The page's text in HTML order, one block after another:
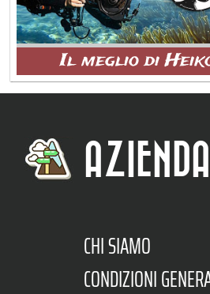
Il meglio di
AZIENDA
CHI SIAMO
CONDIZIONI